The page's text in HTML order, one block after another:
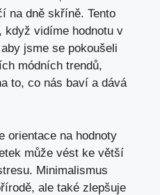
na dně skříně. Tento
když vidíme hodnotu v
jsme se pokoušeli
módních trendů,
to, co nás baví a dává
orientace na hodnoty
může vést ke větší
Minimalismus
ale také zlepšuje